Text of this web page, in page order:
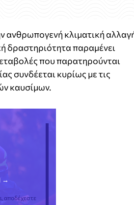
ανθρωπογενή κλιματική
δραστηριότητα παραμένει
που παρατηρούνται
συνδέεται κυρίως με τις
καυσίμων.
αποδέχεστε